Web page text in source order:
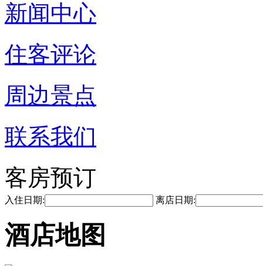
新闻中心
住客评论
周边景点
联系我们
客房预订
入住日期: 离店日期:
酒店地图